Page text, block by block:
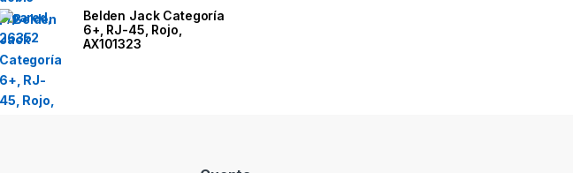
Belden Jack Categoría
6+, RJ-45, Rojo,
AX101323